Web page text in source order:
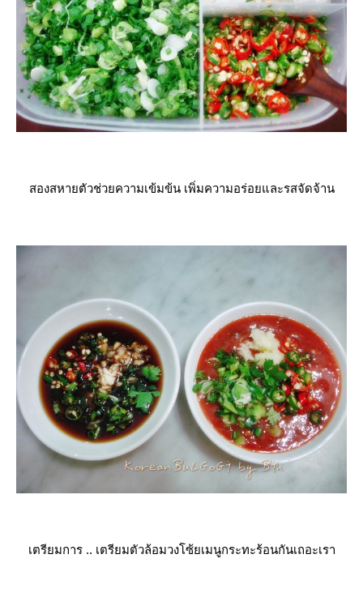
สองสหายตัวช่วยความเข้มข้น เพิ่มความอร่อยและรสจัดจ้าน
เตรียมการ .. เตรียมตัวล้อมวงโซ้ยเมนูกระทะร้อนกันเถอะเรา